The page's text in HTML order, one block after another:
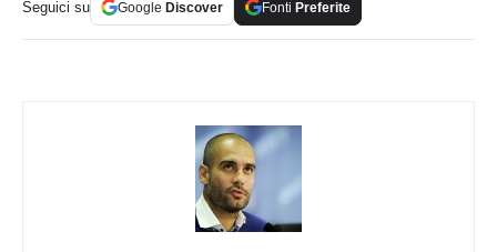
Seguici su Google Discover Fonti Preferite